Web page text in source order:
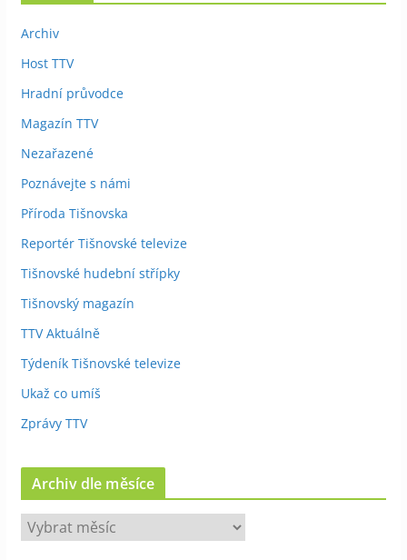
Archiv
Host TTV
Hradní průvodce
Magazín TTV
Nezařazené
Poznávejte s námi
Příroda Tišnovska
Reportér Tišnovské televize
Tišnovské hudební střípky
Tišnovský magazín
TTV Aktuálně
Týdeník Tišnovské televize
Ukaž co umíš
Zprávy TTV
Archiv dle měsíce
A